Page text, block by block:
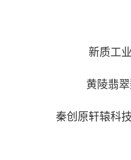
新质工
黄陵翡
秦创原轩辕科